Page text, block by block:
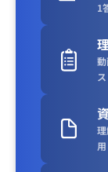
1